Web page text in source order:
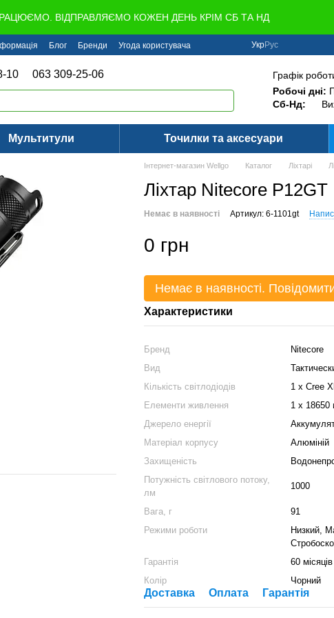
ВІДПРАВЛЯЄМО КОЖЕН ДЕНЬ КРІМ СБ ТА НД
Блог Бренди Угода користувача УкрРус
10 063 309-25-06
Графік
Робочі дні:
Сб-Нд:
Мультитули Точилки та аксесуари
Інтернет-магазин Wellgo Каталог Ліхтарі
Ліхтар Nitecore P12GT
Немає в наявності Артикул: 6-1101gt
0 грн
Немає в наявності.
Характеристики
Бренд
Nitecore
Вид
Кількість світлодіодів
1 х Cree
Елементи живлення
1 x 18650
Джерело енергії
Матеріал корпусу
Алюміній
Захищеність
Потужність світлового потоку,
лм
1000
Вага, г
91
Режими роботи
Низкий,
Гарантія
60 місяців
Колір
Чорний
Доставка Оплата Гарантія